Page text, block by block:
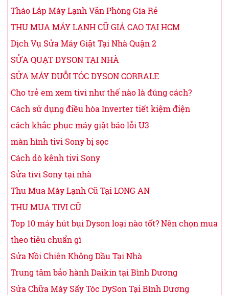
Tháo Lắp Máy Lạnh Văn Phòng Gía Rẻ
THU MUA MÁY LẠNH CŨ GIÁ CAO TẠI HCM
Dịch Vụ Sửa Máy Giặt Tại Nhà Quận 2
SỬA QUẠT DYSON TẠI NHÀ
SỬA MÁY DUỖI TÓC DYSON CORRALE
Cho trẻ em xem tivi như thế nào là đúng cách?
Cách sử dụng điều hòa Inverter tiết kiệm điện
cách khắc phục máy giặt báo lỗi U3
màn hình tivi Sony bị sọc
Cách dò kênh tivi Sony
Sửa tivi Sony tại nhà
Thu Mua Máy Lạnh Cũ Tại LONG AN
THU MUA TIVI CŨ
Top 10 máy hút bụi Dyson loại nào tốt? Nên chọn mua
theo tiêu chuẩn gì
Sửa Nồi Chiên Không Dầu Tại Nhà
Trung tâm bảo hành Daikin tại Bình Dương
Sửa Chữa Máy Sấy Tóc DySon Tại Bình Dương